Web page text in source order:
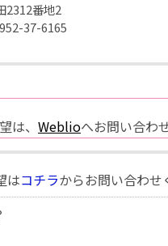
2312番地2
37-6165
は、 Weblioへお問い合わ
はコチラからお問い合わせ